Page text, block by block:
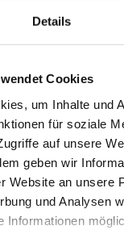
Details
Cookies
um Inhalte und
für soziale
auf unsere
geben wir
Website an unsere
und Analysen
Informationen